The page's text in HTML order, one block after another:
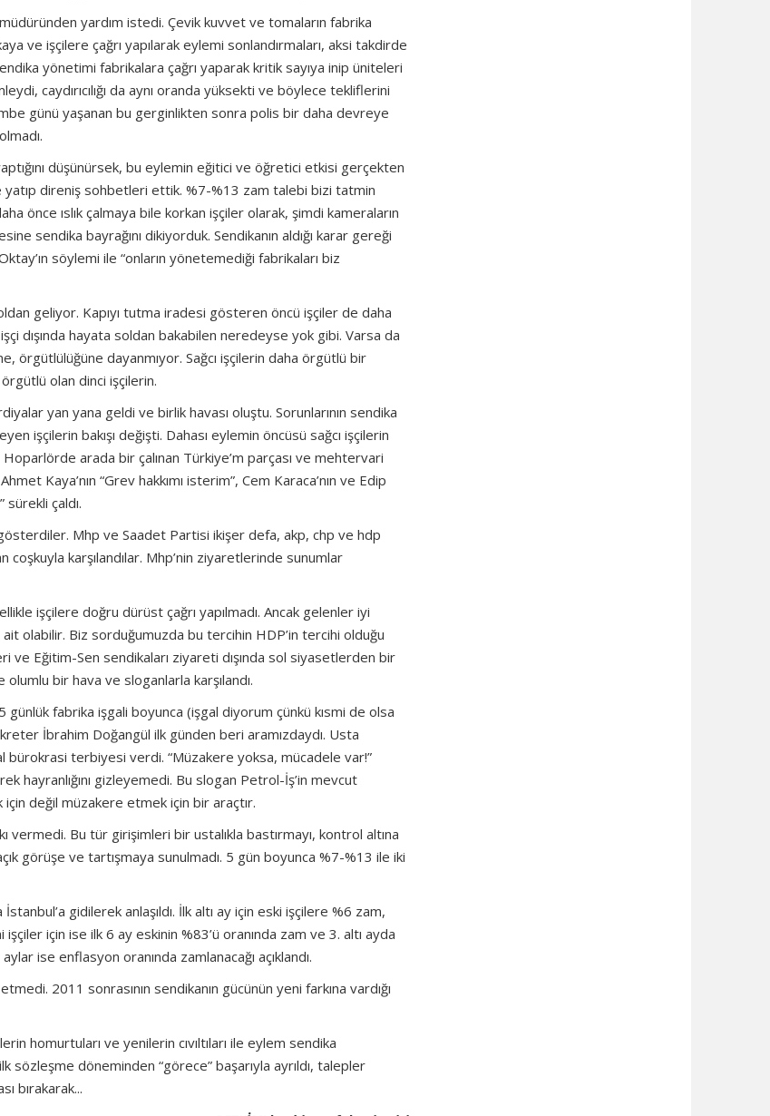
yardım istedi. Çevik kuvvet ve tomaların fabrika
ve işçilere çağrı yapılarak eylemi sonlandırmaları, aksi takdirde
yönetimi fabrikalara çağrı yaparak kritik sayıya inip üniteleri
caydırıcılığı da aynı oranda yüksekti ve böylece tekliflerini
günü yaşanan bu gerginlikten sonra polis bir daha devreye
düşünürsek, bu eylemin eğitici ve öğretici etkisi gerçekten
direniş sohbetleri ettik. %7-%13 zam talebi bizi tatmin
önce ıslık çalmaya bile korkan işçiler olarak, şimdi kameraların
sendika bayrağını dikiyorduk. Sendikanın aldığı karar gereği
söylemi ile “onların yönetemediği fabrikaları biz
geliyor. Kapıyı tutma iradesi gösteren öncü işçiler de daha
dışında hayata soldan bakabilen neredeyse yok gibi. Varsa da
örgütlülüğüne dayanmıyor. Sağcı işçilerin daha örgütlü bir
olan dinci işçilerin.
yan yana geldi ve birlik havası oluştu. Sorunlarının sendika
işçilerin bakışı değişti. Dahası eylemin öncüsü sağcı işçilerin
arada bir çalınan Türkiye’m parçası ve mehtervari
Kaya’nın “Grev hakkımı isterim”, Cem Karaca’nın ve Edip
sürekli çaldı.
Mhp ve Saadet Partisi ikişer defa, akp, chp ve hdp
karşılandılar. Mhp’nin ziyaretlerinde sunumlar
işçilere doğru dürüst çağrı yapılmadı. Ancak gelenler iyi
ait olabilir. Biz sorduğumuzda bu tercihin HDP’in tercihi olduğu
ve Eğitim-Sen sendikaları ziyareti dışında sol siyasetlerden bir
bir hava ve sloganlarla karşılandı.
fabrika işgali boyunca (işgal diyorum çünkü kısmi de olsa
İbrahim Doğangül ilk günden beri aramızdaydı. Usta
bürokrasi terbiyesi verdi. “Müzakere yoksa, mücadele var!”
hayranlığını gizleyemedi. Bu slogan Petrol-İş’in mevcut
için değil müzakere etmek için bir araçtır.
Bu tür girişimleri bir ustalıkla bastırmayı, kontrol altına
görüşe ve tartışmaya sunulmadı. 5 gün boyunca %7-%13 ile iki
gidilerek anlaşıldı. İlk altı ay için eski işçilere %6 zam,
için ise ilk 6 ay eskinin %83’ü oranında zam ve 3. altı ayda
ise enflasyon oranında zamlanacağı açıklandı.
2011 sonrasının sendikanın gücünün yeni farkına vardığı
homurtuları ve yenilerin cıvıltıları ile eylem sendika
döneminden “görece” başarıyla ayrıldı, talepler
bırakarak...